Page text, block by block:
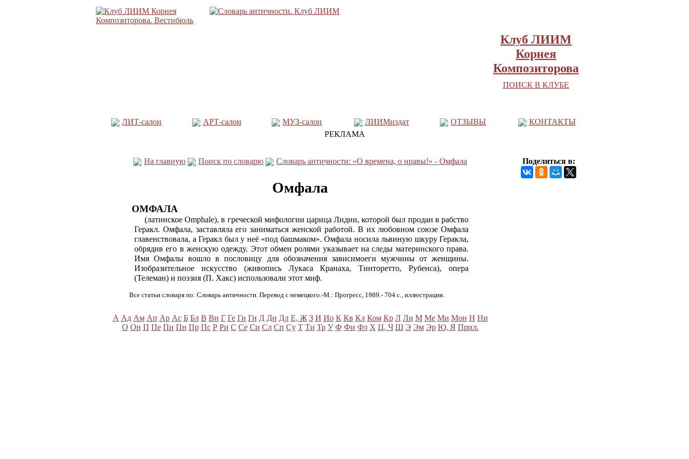
Клуб ЛИИМ
Корнея
Композиторова
ПОИСК В КЛУБЕ
ЛИТ-салон АРТ-салон МУЗ-салон ЛИИМиздат ОТЗЫВЫ
КОНТАКТЫ
РЕКЛАМА
На главную Поиск по словарю Словарь античности: «О времена, о нравы!» - Омфала
Омфала
ОМФАЛА
(латинское Omphale), в греческой мифологии царица Лидии, которой был продан в рабство
Геракл. Омфала, заставляла его заниматься женской работой. В их любовном союзе Омфала
главенствовала, а Геракл был у неё «под башмаком». Омфала носила львиную шкуру Геракла,
обрядив его в женскую одежду. Этот обмен ролями указывает на следы материнского права.
Имя Омфалы вошло в пословицу для обозначения зависимоеги мужчины от женщины.
Изобразительное искусство (живопись Лукаса Кранаха, Тинторетто, Рубенса), опера
(Телеман) и поэзия (П. Хакс) использовали этот миф.
Все статьи словаря по: Словарь античности. Перевод с немецкого.-М.: Прогресс, 1989.- 704 с., иллюстрации.
А Ад Ам Ап Ар Ас Б Бл В Ви Г Ге Ги Гн Д Ди Дл Е, Ж З И Ио К Кв Кл Ком Кр Л Ли М Ме Ми Мон Н Ни
О Он П Пе Пи Пн Пр Пс Р Ри С Се Си Сл Сп Су Т Ти Тр У Ф Фи Фл Х Ц, Ч Ш Э Эм Эр Ю, Я Прил.
Поделиться в: